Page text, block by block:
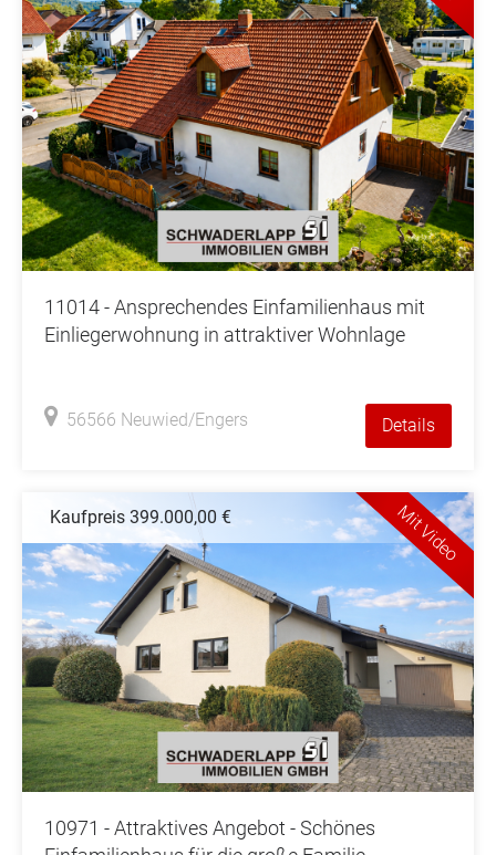
11014 - Ansprechendes Einfamilienhaus mit
Einliegerwohnung in attraktiver Wohnlage
56566 Neuwied/Engers Details
10971 - Attraktives Angebot - Schönes
Kaufpreis 399.000,00 € Mit Video